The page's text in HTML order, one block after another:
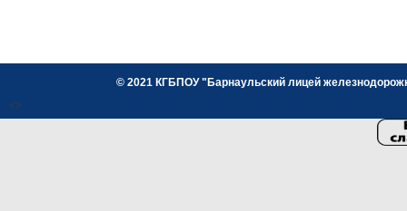
© 2021 КГБПОУ "Барнаульский лицей
<>